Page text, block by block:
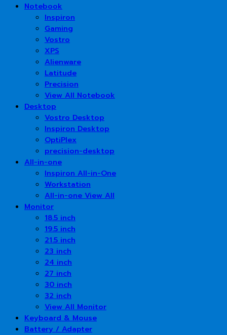
Notebook
Inspiron
Gaming
Vostro
XPS
Alienware
Latitude
Precision
View All Notebook
Desktop
Vostro Desktop
Inspiron Desktop
OptiPlex
precision-desktop
All-in-one
Inspiron All-in-One
Workstation
All-in-one View All
Monitor
18.5 inch
19.5 inch
21.5 inch
23 inch
24 inch
27 inch
30 inch
32 inch
View All Monitor
Keyboard & Mouse
Battery / Adapter